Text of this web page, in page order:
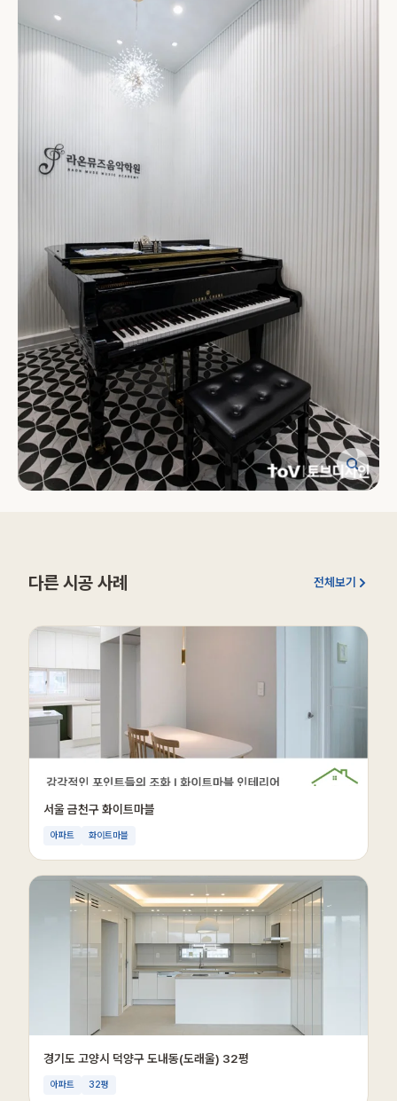
다른 시공 사례 전체보기
서울 금천구 화이트마블
아파트 화이트마블
경기도 고양시 덕양구 도내동(도래울) 32평
아파트 32평